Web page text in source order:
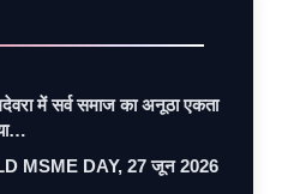
में सर्व समाज का अनूठा एकता
MSME DAY, 27 जून 2026